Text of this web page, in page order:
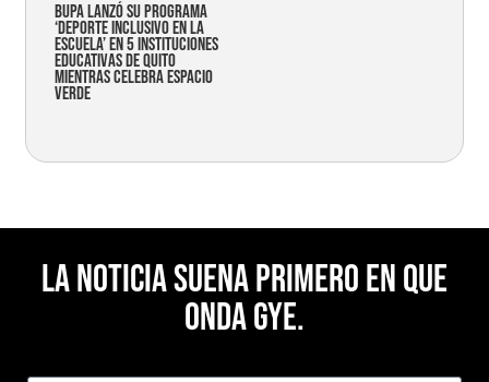
Bupa lanzó su programa
‘Deporte Inclusivo en la
Escuela’ en 5 instituciones
educativas de Quito
mientras celebra espacio
verde
La noticia suena primero en Que
Onda Gye.